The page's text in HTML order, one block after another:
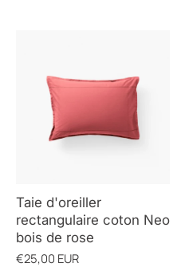
Taie d'oreiller
rectangulaire coton Neo
bois de rose
€25,00 EUR